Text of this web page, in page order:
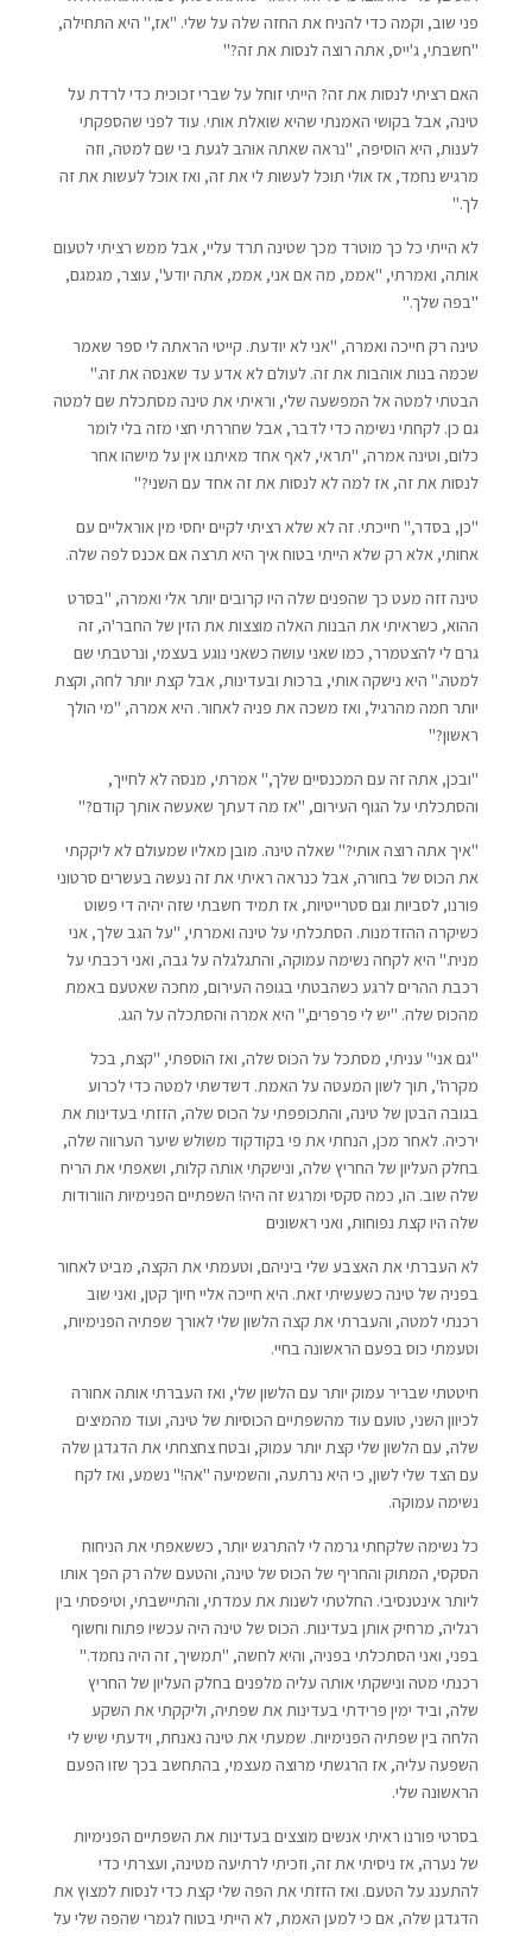
פני שוב, וקמה כדי להניח את החזה שלה על שלי. "אז," היא התחילה,
"חשבתי, ג'ייס, אתה רוצה לנסות את זה?"
האם רציתי לנסות את זה? הייתי זוחל על שברי זכוכית כדי לרדת על
טינה, אבל בקושי האמנתי שהיא שואלת אותי. עוד לפני שהספקתי
לענות, היא הוסיפה, "נראה שאתה אוהב לגעת בי שם למטה, וזה
מרגיש נחמד, אז אולי תוכל לעשות לי את זה, ואז אוכל לעשות את זה
לך."
לא הייתי כל כך מוטרד מכך שטינה תרד עליי, אבל ממש רציתי לטעום
אותה, ואמרתי, "אממ, מה אם אני, אממ, אתה יודע", עוצר, מגמגם,
"בפה שלך."
טינה רק חייכה ואמרה, "אני לא יודעת. קייטי הראתה לי ספר שאמר
שכמה בנות אוהבות את זה. לעולם לא אדע עד שאנסה את זה."
הבטתי למטה אל המפשעה שלי, וראיתי את טינה מסתכלת שם למטה
גם כן. לקחתי נשימה כדי לדבר, אבל שחררתי חצי מזה בלי לומר
כלום, וטינה אמרה, "תראי, לאף אחד מאיתנו אין על מישהו אחר
לנסות את זה, אז למה לא לנסות את זה אחד עם השני?"
"כן, בסדר," חייכתי. זה לא שלא רציתי לקיים יחסי מין אוראליים עם
אחותי, אלא רק שלא הייתי בטוח איך היא תרצה אם אכנס לפה שלה.
טינה זזה מעט כך שהפנים שלה היו קרובים יותר אלי ואמרה, "בסרט
ההוא, כשראיתי את הבנות האלה מוצצות את הזין של החבר'ה, זה
גרם לי להצטמרר, כמו שאני עושה כשאני נוגע בעצמי, ונרטבתי שם
למטה." היא נישקה אותי, ברכות ובעדינות, אבל קצת יותר לחה, וקצת
יותר חמה מהרגיל, ואז משכה את פניה לאחור. היא אמרה, "מי הולך
ראשון?"
"ובכן, אתה זה עם המכנסיים שלך," אמרתי, מנסה לא לחייך,
והסתכלתי על הגוף העירום, "אז מה דעתך שאעשה אותך קודם?"
"איך אתה רוצה אותי?" שאלה טינה. מובן מאליו שמעולם לא ליקקתי
את הכוס של בחורה, אבל כנראה ראיתי את זה נעשה בעשרים סרטוני
פורנו, לסביות וגם סטרייטיות, אז תמיד חשבתי שזה יהיה די פשוט
כשיקרה ההזדמנות. הסתכלתי על טינה ואמרתי, "על הגב שלך, אני
מניח." היא לקחה נשימה עמוקה, והתגלגלה על גבה, ואני רכבתי על
רכבת ההרים לרגע כשהבטתי בגופה העירום, מחכה שאטעם באמת
מהכוס שלה. "יש לי פרפרים," היא אמרה והסתכלה על הגג.
"גם אני" עניתי, מסתכל על הכוס שלה, ואז הוספתי, "קצת, בכל
מקרה", תוך לשון המעטה על האמת. דשדשתי למטה כדי לכרוע
בגובה הבטן של טינה, והתכופפתי על הכוס שלה, הזזתי בעדינות את
ירכיה. לאחר מכן, הנחתי את פי בקודקוד משולש שיער הערווה שלה,
בחלק העליון של החריץ שלה, ונישקתי אותה קלות, ושאפתי את הריח
שלה שוב. הו, כמה סקסי ומרגש זה היה! השפתיים הפנימיות הוורודות
שלה היו קצת נפוחות, ואני ראשונים
לא העברתי את האצבע שלי ביניהם, וטעמתי את הקצה, מביט לאחור
בפניה של טינה כשעשיתי זאת. היא חייכה אליי חיוך קטן, ואני שוב
רכנתי למטה, והעברתי את קצה הלשון שלי לאורך שפתיה הפנימיות,
וטעמתי כוס בפעם הראשונה בחיי.
חיטטתי שבריר עמוק יותר עם הלשון שלי, ואז העברתי אותה אחורה
לכיוון השני, טועם עוד מהשפתיים הכוסיות של טינה, ועוד מהמיצים
שלה, עם הלשון שלי קצת יותר עמוק, ובטח צחצחתי את הדגדגן שלה
עם הצד שלי לשון, כי היא נרתעה, והשמיעה "אה!" נשמע, ואז לקח
נשימה עמוקה.
כל נשימה שלקחתי גרמה לי להתרגש יותר, כששאפתי את הניחוח
הסקסי, המתוק והחריף של הכוס של טינה, והטעם שלה רק הפך אותו
ליותר אינטנסיבי. החלטתי לשנות את עמדתי, והתיישבתי, וטיפסתי בין
רגליה, מרחיק אותן בעדינות. הכוס של טינה היה עכשיו פתוח וחשוף
בפני, ואני הסתכלתי בפניה, והיא לחשה, "תמשיך, זה היה נחמד."
רכנתי מטה ונישקתי אותה עליה מלפנים בחלק העליון של החריץ
שלה, וביד ימין פרידתי בעדינות את שפתיה, וליקקתי את השקע
הלחה בין שפתיה הפנימיות. שמעתי את טינה נאנחת, וידעתי שיש לי
השפעה עליה, אז הרגשתי מרוצה מעצמי, בהתחשב בכך שזו הפעם
הראשונה שלי.
בסרטי פורנו ראיתי אנשים מוצצים בעדינות את השפתיים הפנימיות
של נערה, אז ניסיתי את זה, וזכיתי לרתיעה מטינה, ועצרתי כדי
להתענג על הטעם. ואז הזזתי את הפה שלי קצת כדי לנסות למצוץ את
הדגדגן שלה, אם כי למען האמת, לא הייתי בטוח לגמרי שהפה שלי על